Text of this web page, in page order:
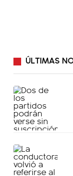
ÚLTIMAS